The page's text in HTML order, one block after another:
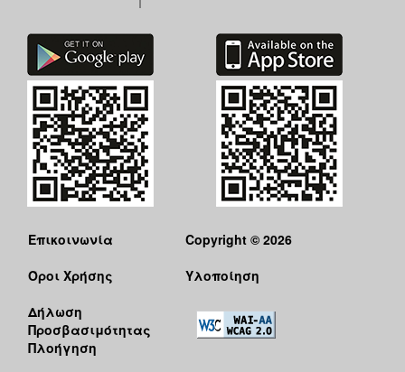
Επικοινωνία
Όροι Χρήσης
Δήλωση
Προσβασιμότητας
Πλοήγηση
Copyright © 2026
Υλοποίηση